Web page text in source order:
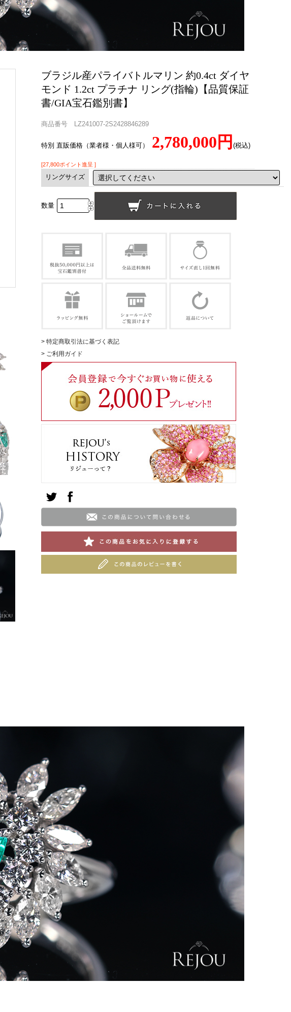
ブラジル産パライバトルマリン 約0.4ct ダイヤ
モンド 1.2ct プラチナ リング(指輪)【品質保証
書/GIA宝石鑑別書】
商品番号 LZ241007-2S2428846289
特別 直販価格（業者様・個人様可） 2,780,000円(税込)
[27,800ポイント進呈 ]
リングサイズ
数量
> 特定商取引法に基づく表記
> ご利用ガイド